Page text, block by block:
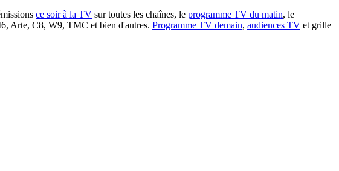
ce soir à la TV sur toutes les chaînes, le programme TV du matin, le
Arte, C8, W9, TMC et bien d'autres. Programme TV demain, audiences TV et grille